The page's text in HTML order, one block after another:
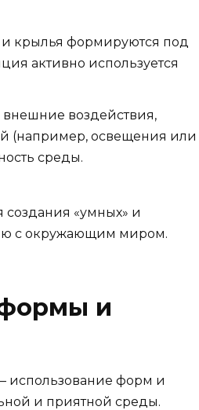
крылья формируются под
активно используется
воздействия,
(например, освещения или
среды.
создания «умных» и
с окружающим миром.
и
форм и
и приятной среды.